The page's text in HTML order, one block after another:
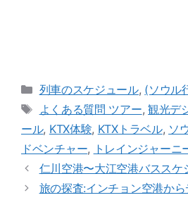
카
테
카
테
고
列車のスケジュール, (ソウル
メ
ニ
ー
よくある質問 ツアー, 観光デ
ール, KTX体験, KTXトラベル, ソ
ドベンチャー, トレインジャーニ
仁川空港〜大江空港バススケ
旅の探査:インチョン空港か